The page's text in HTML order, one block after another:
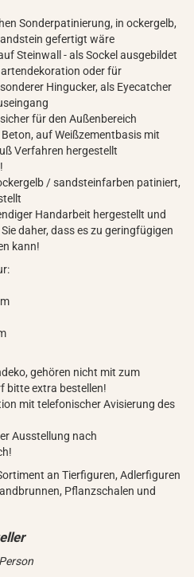
Sonderpatinierung, in ockergelb,
gefertigt wäre
Steinwall - als Sockel ausgebildet
oder für
Hingucker, als Eyecatcher
für den Außenbereich
auf Weißzementbasis mit
Verfahren hergestellt
/ sandsteinfarben patiniert,
Handarbeit hergestellt und
daher, dass es zu geringfügigen
kann!
gehören nicht mit zum
bitte extra bestellen!
mit telefonischer Avisierung des
Ausstellung nach
an Tierfiguren, Adlerfiguren
Pflanzschalen und